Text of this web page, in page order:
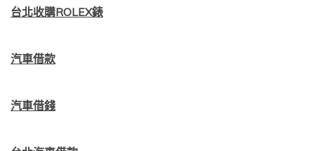
台北收購ROLEX錶
汽車借款
汽車借錢